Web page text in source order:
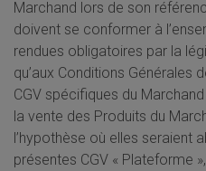
Marchand lors de son
doivent se conformer à
rendues obligatoires par la
qu’aux Conditions Générales
CGV spécifiques du Marchand
la vente des Produits du
l’hypothèse où elles seraient
présentes CGV « Plateforme